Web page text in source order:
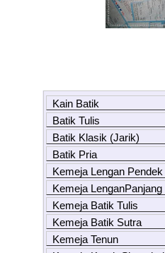
Kain Batik
Batik Tulis
Batik Klasik (Jarik)
Batik Pria
Kemeja Lengan Pendek
Kemeja LenganPanjang
Kemeja Batik Tulis
Kemeja Batik Sutra
Kemeja Tenun